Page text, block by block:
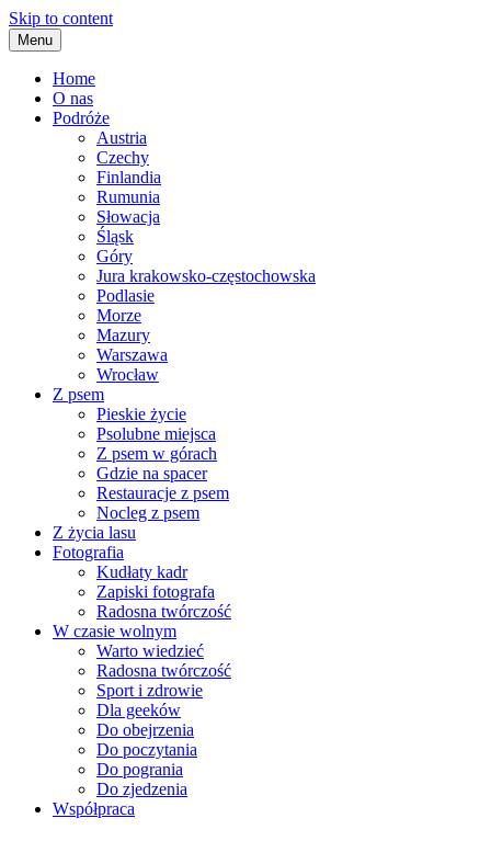
Skip to content
Menu
Home
O nas
Podróże
Austria
Czechy
Finlandia
Rumunia
Słowacja
Śląsk
Góry
Jura krakowsko-częstochowska
Podlasie
Morze
Mazury
Warszawa
Wrocław
Z psem
Pieskie życie
Psolubne miejsca
Z psem w górach
Gdzie na spacer
Restauracje z psem
Nocleg z psem
Z życia lasu
Fotografia
Kudłaty kadr
Zapiski fotografa
Radosna twórczość
W czasie wolnym
Warto wiedzieć
Radosna twórczość
Sport i zdrowie
Dla geeków
Do obejrzenia
Do poczytania
Do pogrania
Do zjedzenia
Współpraca